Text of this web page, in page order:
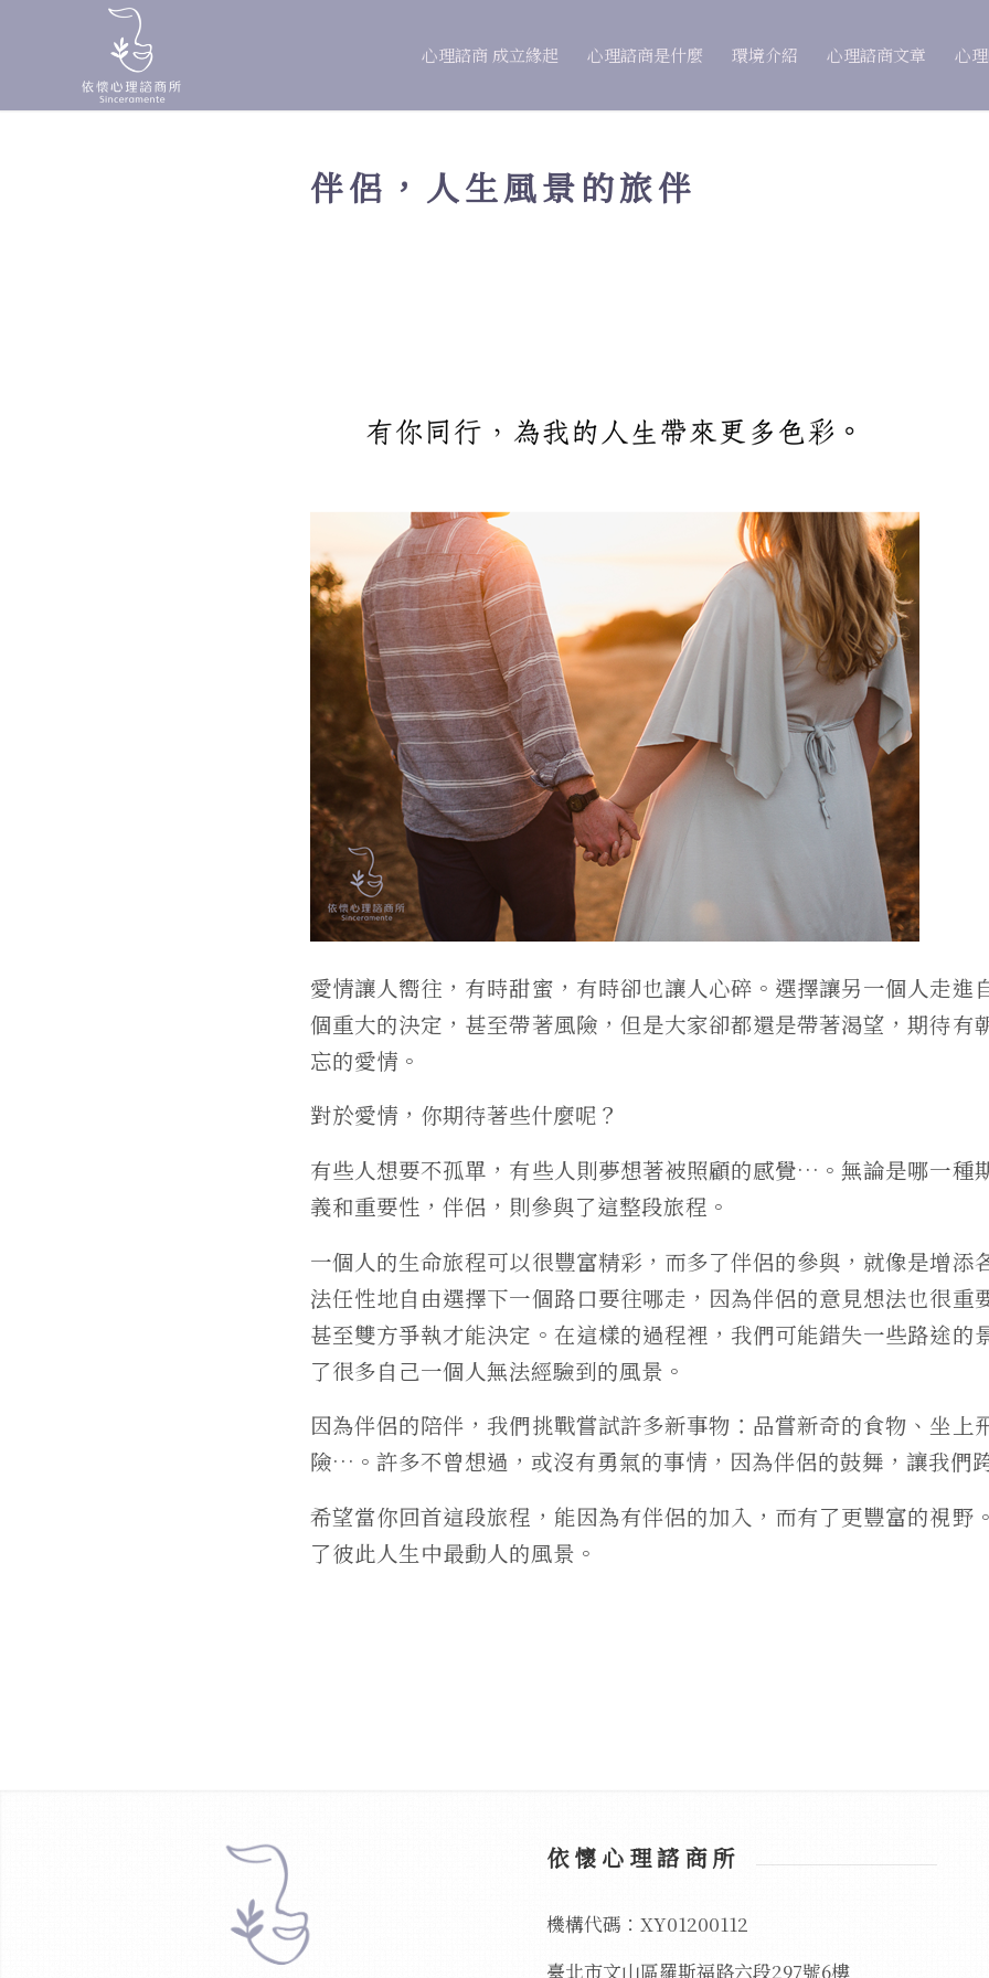
心理諮商 成立緣起 心理諮商是什麼 環境介紹 心理諮商文章 心
伴侶，人生風景的旅伴
愛情讓人嚮往，有時甜蜜，有時卻也讓人心碎。選擇讓另一個人走進
個重大的決定，甚至帶著風險，但是大家卻都還是帶著渴望，期待有
忘的愛情。
對於愛情，你期待著些什麼呢？
有些人想要不孤單，有些人則夢想著被照顧的感覺…。無論是哪一種
義和重要性，伴侶，則參與了這整段旅程。
一個人的生命旅程可以很豐富精彩，而多了伴侶的參與，就像是增
法任性地自由選擇下一個路口要往哪走，因為伴侶的意見想法也很重
甚至雙方爭執才能決定。在這樣的過程裡，我們可能錯失一些路途的
了很多自己一個人無法經驗到的風景。
因為伴侶的陪伴，我們挑戰嘗試許多新事物：品嘗新奇的食物、坐上
險…。許多不曾想過，或沒有勇氣的事情，因為伴侶的鼓舞，讓我們
希望當你回首這段旅程，能因為有伴侶的加入，而有了更豐富的視野
了彼此人生中最動人的風景。
依懷心理諮商所
機構代碼：XY01200112
臺北市文山區羅斯福路六段297號6樓